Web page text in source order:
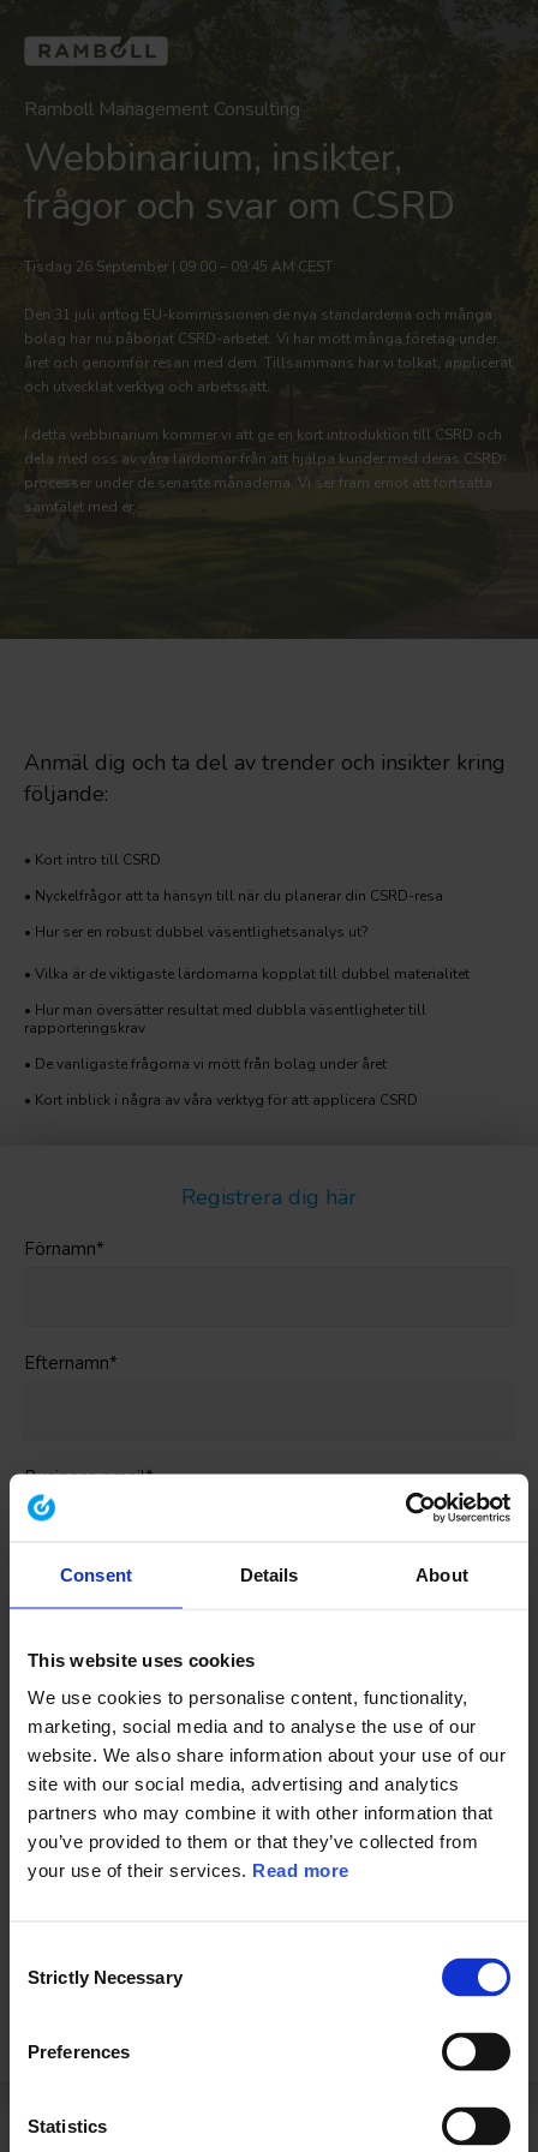
Consent Details About
This website uses cookies
We use cookies to personalise content, functionality,
marketing, social media and to analyse the use of our
website. We also share information about your use of our
site with our social media, advertising and analytics
partners who may combine it with other information that
you’ve provided to them or that they’ve collected from
your use of their services. Read more
Strictly Necessary
Preferences
Statistics
Ramboll Management Consulting
Webbinarium, insikter,
frågor och svar om CSRD
Tisdag 26 September | 09:00 – 09:45 AM CEST
Den 31 juli antog EU-kommissionen de nya standarderna och många
bolag har nu påbörjat CSRD-arbetet. Vi har mött många företag under
året och genomför resan med dem. Tillsammans har vi tolkat, applicerat
och utvecklat verktyg och arbetssätt.
I detta webbinarium kommer vi att ge en kort introduktion till CSRD och
dela med oss av våra lärdomar från att hjälpa kunder med deras CSRD-
processer under de senaste månaderna. Vi ser fram emot att fortsätta
samtalet med er.
Anmäl dig och ta del av trender och insikter kring
följande:
• Kort intro till CSRD
• Nyckelfrågor att ta hänsyn till när du planerar din CSRD-resa
• Hur ser en robust dubbel väsentlighetsanalys ut?
• Vilka är de viktigaste lärdomarna kopplat till dubbel materialitet
• Hur man översätter resultat med dubbla väsentligheter till
rapporteringskrav
• De vanligaste frågorna vi mött från bolag under året
• Kort inblick i några av våra verktyg för att applicera CSRD
Registrera dig här
Förnamn*
Efternamn*
Business email*
Jag samtycker till attRamboll Group tillhandahåller det begärda innehållet,
marknadsföringsinformation om Rambolls produkter och tjänster och begär att
utöka mitt samtycke till att omfatta e-post eller LinkedIn InMail från Ramboll
Group.
Jag kan när som helst ta tillbaka mitt samtycke genom att klicka på länken
"Avsluta prenumeration" i något av dessa meddelanden.
Jag samtycker till att ta emot andra utskick från Ramboll Group.
Jag godkänner att Ramboll Group lagrar och behandlar mina